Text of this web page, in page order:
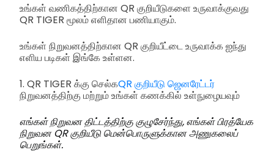
உங்கள் வணிகத்திற்கான QR குறியீடுகளை உருவாக்குவது
QR TIGER மூலம் எளிதான பணியாகும்.
உங்கள் நிறுவனத்திற்கான QR குறியீட்டை உருவாக்க ஐந்து
எளிய படிகள் இங்கே உள்ளன.
1. QR TIGER க்கு செல்கQR குறியீடு ஜெனரேட்டர்
நிறுவனத்திற்கு மற்றும் உங்கள் கணக்கில் உள்நுழையவும்
எங்கள் நிறுவன திட்டத்திற்கு குழுசேர்ந்து, எங்கள் பிரத்யேக
நிறுவன QR குறியீடு மென்பொருளுக்கான அணுகலைப்
பெறுங்கள்.